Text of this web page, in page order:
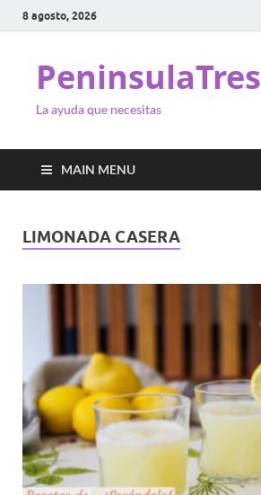
8 agosto, 2026
PeninsulaTres
La ayuda que necesitas
MAIN MENU
LIMONADA CASERA